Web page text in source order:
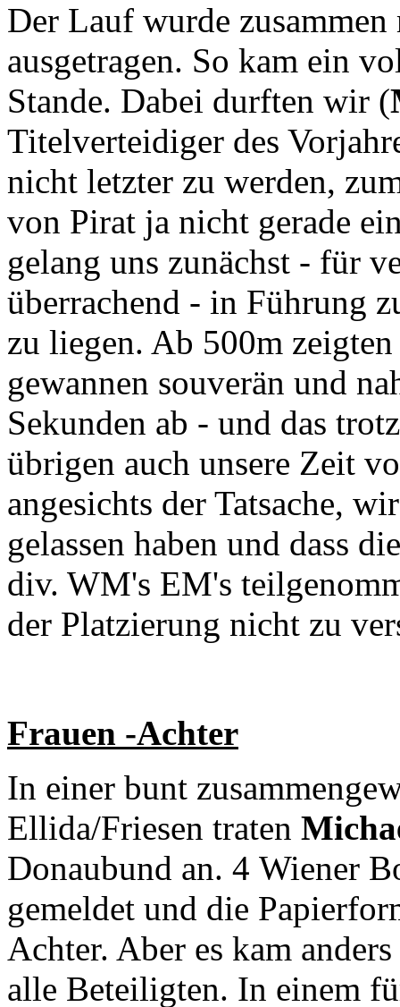
Der Lauf wurde
ausgetragen. So kam ein
Stande. Dabei durften wir (
Titelverteidiger des
nicht letzter zu werden,
von Pirat ja nicht gerade
gelang uns zunächst - für
überrachend - in Führung
zu liegen. Ab 500m
gewannen souverän und
Sekunden ab - und das
übrigen auch unsere Zeit
angesichts der Tatsache,
gelassen haben und dass
div. WM's EM's
der Platzierung nicht zu
Frauen -Achter
In einer bunt
Ellida/Friesen traten
Donaubund an. 4 Wiener
gemeldet und die
Achter. Aber es kam
alle Beteiligten. In einem